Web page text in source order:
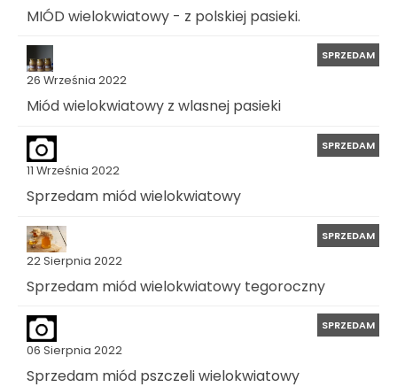
MIÓD wielokwiatowy - z polskiej pasieki.
26 Września 2022
SPRZEDAM
Miód wielokwiatowy z wlasnej pasieki
11 Września 2022
SPRZEDAM
Sprzedam miód wielokwiatowy
22 Sierpnia 2022
SPRZEDAM
Sprzedam miód wielokwiatowy tegoroczny
06 Sierpnia 2022
SPRZEDAM
Sprzedam miód pszczeli wielokwiatowy